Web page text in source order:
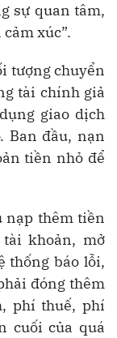
sự quan tâm,
xúc”.
tượng chuyển
tài chính giả
giao dịch
Ban đầu, nạn
tiền nhỏ để
nạp thêm tiền
khoản, mở
thống báo lỗi,
đóng thêm
phí thuế, phí
cuối của quá